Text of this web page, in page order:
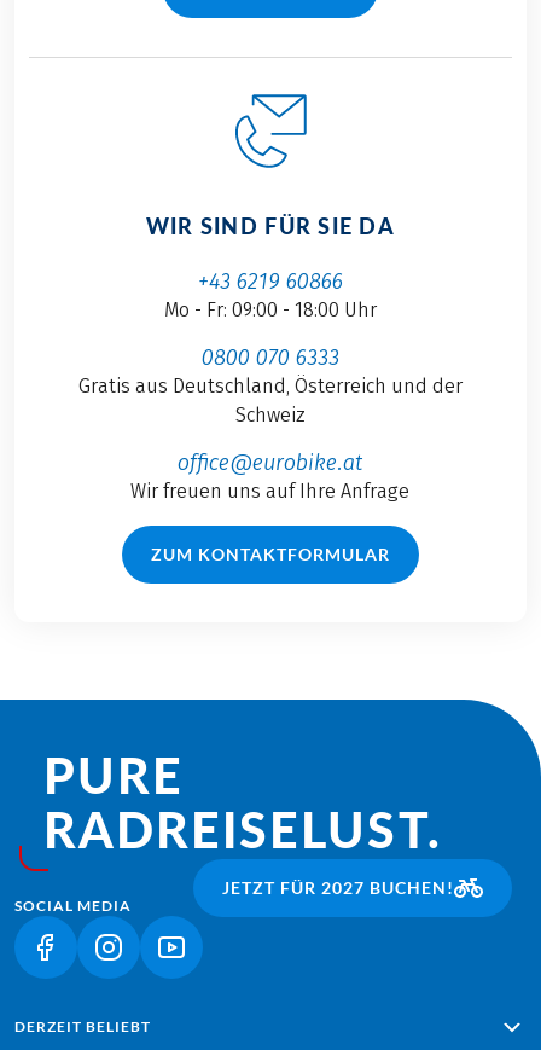
WIR SIND FÜR SIE DA
+43 6219 60866
Mo - Fr: 09:00 - 18:00 Uhr
0800 070 6333
Gratis aus Deutschland, Österreich und der
Schweiz
office@eurobike.at
Wir freuen uns auf Ihre Anfrage
ZUM KONTAKTFORMULAR
PURE
RADREISE­LUST.
SOCIAL MEDIA
(LINK ÖFFNET IN NEUEM TAB)
(LINK ÖFFNET IN NEUEM TAB)
(LINK ÖFFNET IN NEUEM TAB)
DERZEIT BELIEBT
JETZT FÜR 2027 BUCHEN!